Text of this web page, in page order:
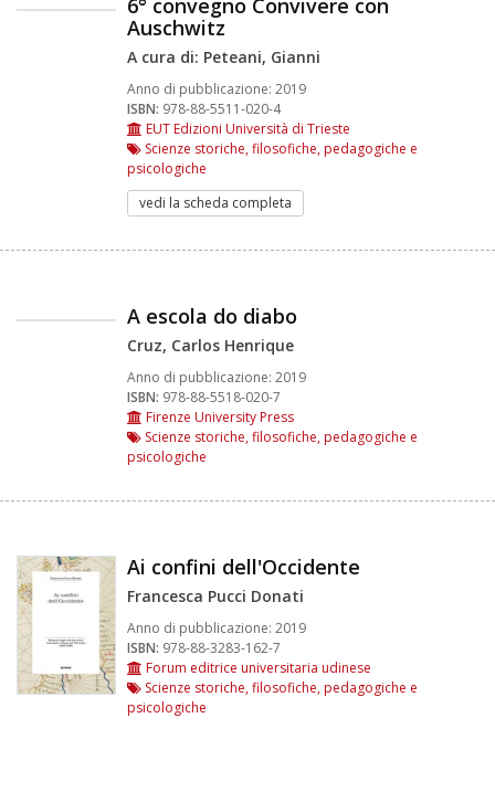
6° convegno Convivere con
Auschwitz
A cura di: Peteani, Gianni
Anno di pubblicazione: 2019
ISBN: 978-88-5511-020-4
EUT Edizioni Università di Trieste
Scienze storiche, filosofiche, pedagogiche e
psicologiche
vedi la scheda completa
A escola do diabo
Cruz, Carlos Henrique
Anno di pubblicazione: 2019
ISBN: 978-88-5518-020-7
Firenze University Press
Scienze storiche, filosofiche, pedagogiche e
psicologiche
Ai confini dell'Occidente
Francesca Pucci Donati
Anno di pubblicazione: 2019
ISBN: 978-88-3283-162-7
Forum editrice universitaria udinese
Scienze storiche, filosofiche, pedagogiche e
psicologiche